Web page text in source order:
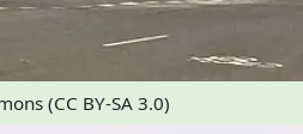
(CC BY-SA 3.0)